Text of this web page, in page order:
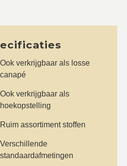
Ook verkrijgbaar als losse
canapé
Ook verkrijgbaar als
hoekopstelling
Ruim assortiment stoffen
Verschillende
standaardafmetingen